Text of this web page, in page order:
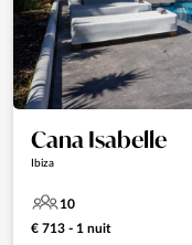
Cana Isabelle
Ibiza
10
€ 713 - 1 nuit